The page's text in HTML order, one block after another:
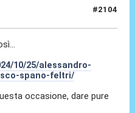
#2104
10/25/alessandro-
spano-feltri/
occasione, dare pure